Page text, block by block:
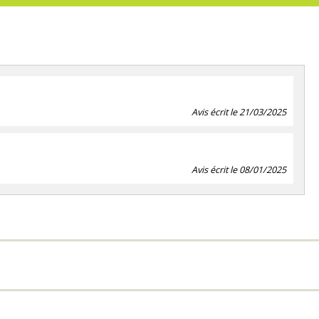
Avis écrit le 21/03/2025
Avis écrit le 08/01/2025